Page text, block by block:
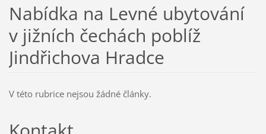
Nabídka na Levné ubytování
v jižních čechách poblíž
Jindřichova Hradce
V této rubrice nejsou žádné články.